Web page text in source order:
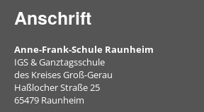
Musik
Religion/Ethik
Russisch
Anschrift
Anne-Frank-Schule Raunheim
IGS & Ganztagsschule
des Kreises Groß-Gerau
Haßlocher Straße 25
65479 Raunheim